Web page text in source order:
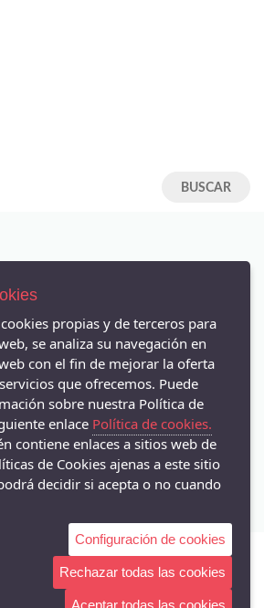
de Carmona 30, Sevilla - 41008 (Sevilla)
propias y de terceros para
se analiza su navegación en
con el fin de mejorar la oferta
que ofrecemos. Puede
sobre nuestra Política de
enlace Política de cookies.
contiene enlaces a sitios web de
de Cookies ajenas a este sitio
decidir si acepta o no cuando
Configuración de cookies
Rechazar todas las cookies
Aceptar todas las cookies